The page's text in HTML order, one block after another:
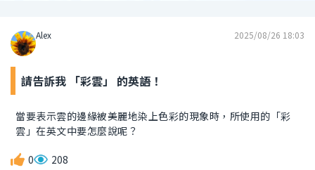
Alex 2025/08/26 18:03
請告訴我 「彩雲」 的英語！
當要表示雲的邊緣被美麗地染上色彩的現象時，所使用的「彩
雲」在英文中要怎麼說呢？
0 208